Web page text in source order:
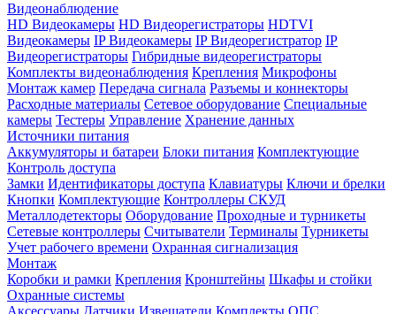
Видеонаблюдение
HD Видеокамеры HD Видеорегистраторы HDTVI
Видеокамеры IP Видеокамеры IP Видеорегистратор IP
Видеорегистраторы Гибридные видеорегистраторы
Комплекты видеонаблюдения Крепления Микрофоны
Монтаж камер Передача сигнала Разъемы и коннекторы
Расходные материалы Сетевое оборудование Специальные
камеры Тестеры Управление Хранение данных
Источники питания
Аккумуляторы и батареи Блоки питания Комплектующие
Контроль доступа
Замки Идентификаторы доступа Клавиатуры Ключи и брелки
Кнопки Комплектующие Контроллеры СКУД
Металлодетекторы Оборудование Проходные и турникеты
Сетевые контроллеры Считыватели Терминалы Турникеты
Учет рабочего времени Охранная сигнализация
Монтаж
Коробки и рамки Крепления Кронштейны Шкафы и стойки
Охранные системы
Аксессуары Датчики Извещатели Комплекты ОПС